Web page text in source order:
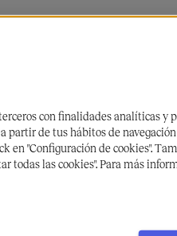
con finalidades analíticas y
partir de tus hábitos de
en "Configuración de cookies".
todas las cookies". Para más